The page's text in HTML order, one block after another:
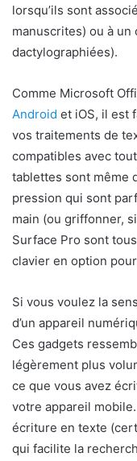
lorsqu’ils sont
manuscrites) ou à
dactylographiées).
Comme Microsoft
Android et iOS, il est
vos traitements de
compatibles avec
tablettes sont même
pression qui sont
main (ou griffonner,
Surface Pro sont
clavier en option
Si vous voulez la
d’un appareil
Ces gadgets
légèrement plus
ce que vous avez
votre appareil
écriture en texte
qui facilite la